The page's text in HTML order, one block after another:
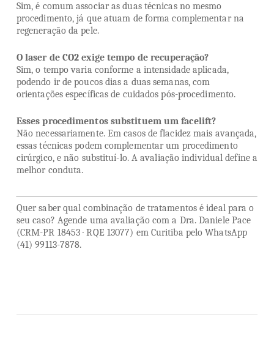
Sim, é comum associar as duas técnicas no mesmo
procedimento, já que atuam de forma complementar na
regeneração da pele.
O laser de CO2 exige tempo de recuperação?
Sim, o tempo varia conforme a intensidade aplicada,
podendo ir de poucos dias a duas semanas, com
orientações específicas de cuidados pós-procedimento.
Esses procedimentos substituem um facelift?
Não necessariamente. Em casos de flacidez mais avançada,
essas técnicas podem complementar um procedimento
cirúrgico, e não substituí-lo. A avaliação individual define a
melhor conduta.
Quer saber qual combinação de tratamentos é ideal para o
seu caso? Agende uma avaliação com a Dra. Daniele Pace
(CRM-PR 18453 · RQE 13077) em Curitiba pelo WhatsApp
(41) 99113-7878.